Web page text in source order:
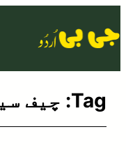
to
Tag: چیف